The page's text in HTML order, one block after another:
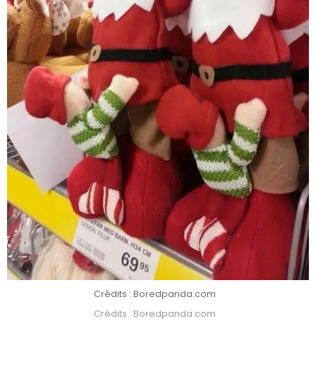
Crédits : Boredpanda.com
Crédits : Boredpanda.com